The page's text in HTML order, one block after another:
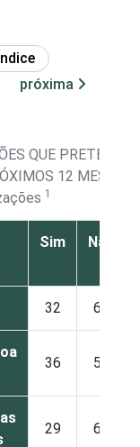
próxima
QUE
12 MESES
1
Sim
Não
32 62
36 58
29 64